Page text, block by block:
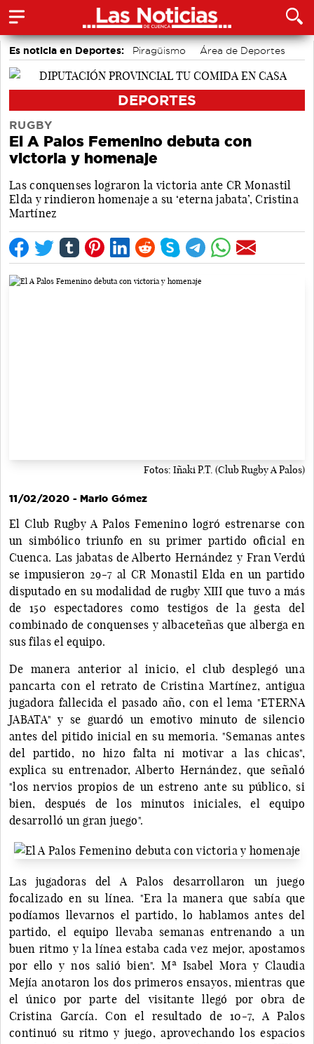
Es noticia en Deportes: Piragüismo
Área de Deportes
Fútbol
DEPORTES
RUGBY
El A Palos Femenino debuta con
victoria y homenaje
Las conquenses lograron la victoria ante CR Monastil
Elda y rindieron homenaje a su ‘eterna jabata’, Cristina
Martínez
Fotos: Iñaki P.T. (Club Rugby A Palos)
11/02/2020 - Mario Gómez
El Club Rugby A Palos Femenino logró estrenarse con
un simbólico triunfo en su primer partido oficial en
Cuenca. Las jabatas de Alberto Hernández y Fran Verdú
se impusieron 29-7 al CR Monastil Elda en un partido
disputado en su modalidad de rugby XIII que tuvo a más
de 150 espectadores como testigos de la gesta del
combinado de conquenses y albaceteñas que alberga en
sus filas el equipo.
De manera anterior al inicio, el club desplegó una
pancarta con el retrato de Cristina Martínez, antigua
jugadora fallecida el pasado año, con el lema "ETERNA
JABATA" y se guardó un emotivo minuto de silencio
antes del pitido inicial en su memoria. "Semanas antes
del partido, no hizo falta ni motivar a las chicas",
explica su entrenador, Alberto Hernández, que señaló
"los nervios propios de un estreno ante su público, si
bien, después de los minutos iniciales, el equipo
desarrolló un gran juego".
Las jugadoras del A Palos desarrollaron un juego
focalizado en su línea. "Era la manera que sabía que
podíamos llevarnos el partido, lo hablamos antes del
partido, el equipo llevaba semanas entrenando a un
buen ritmo y la línea estaba cada vez mejor, apostamos
por ello y nos salió bien". Mª Isabel Mora y Claudia
Mejía anotaron los dos primeros ensayos, mientras que
el único por parte del visitante llegó por obra de
Cristina García. Con el resultado de 10-7, A Palos
continuó su ritmo y juego, aprovechando los espacios